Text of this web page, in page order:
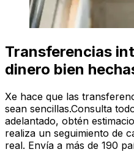
Transferencias
dinero bien
Xe hace que las
sean sencillas.Consulta
adelantado, obtén
realiza un seguimiento de
real. Envía a más de 190